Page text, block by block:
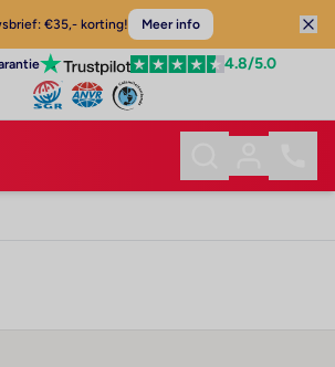
€35,- korting! Meer info
4.8/5.0